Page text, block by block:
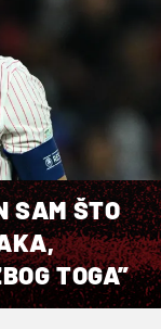
SAM ŠTO
TOGA”